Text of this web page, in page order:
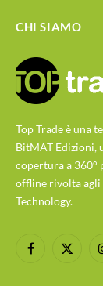
CHI SIAMO
Top Trade è una
BitMAT Edizioni,
copertura a 360°
offline rivolta
Technology.
Facebook
X